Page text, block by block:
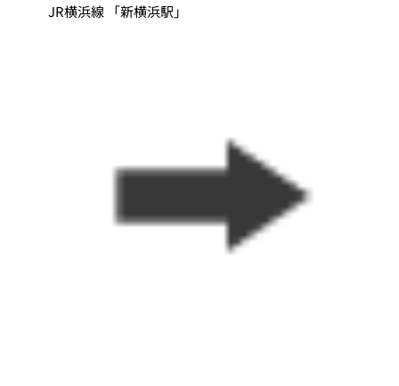
JR横浜線 「新横浜駅」